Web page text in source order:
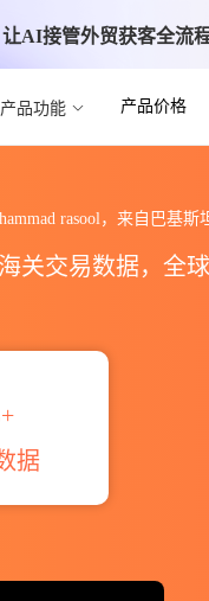
让AI接管外贸获客全流程
产品功能 产品价格
rasool，来自巴基
关交易数据，全
据